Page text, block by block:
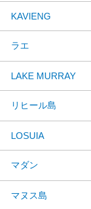
KAVIENG
ラエ
LAKE MURRAY
リヒール島
LOSUIA
マダン
マヌス島